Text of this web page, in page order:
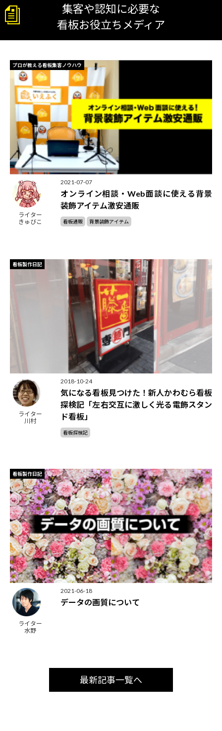
集客や認知に必要な
看板お役立ちメディア
プロが教える看板集客ノウハウ
ライター
きゅびこ
2021-07-07
オンライン相談・Web面談に使える背景
装飾アイテム激安通販
看板通販 背景装飾アイテム
看板製作日記
ライター
川村
2018-10-24
気になる看板見つけた！新人かわむら看板
探検記「左右交互に激しく光る電飾スタン
ド看板」
看板探検記
看板製作日記
ライター
水野
2021-06-18
データの画質について
最新記事一覧へ